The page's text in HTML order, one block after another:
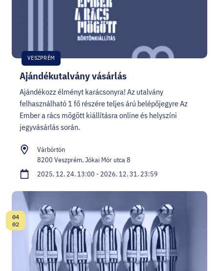
Ajándékutalvány vásárlás
VESZPRÉM
Ajándékozz élményt karácsonyra! Az utalvány
felhasználható 1 fő részére teljes árú belépőjegyre Az
Ember a rács mögött kiállításra online és helyszíni
jegyvásárlás során.
Várbörtön
8200 Veszprém, Jókai Mór utca 8
2025. 12. 24. 13:00 - 2026. 12. 31. 23:59
Dátum:
04
02